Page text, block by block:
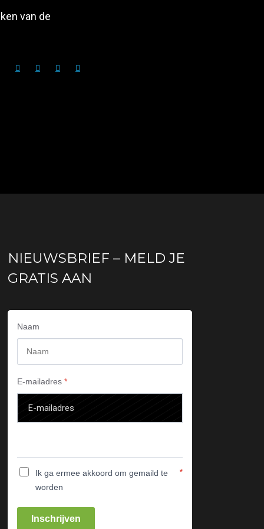
van de
NIEUWSBRIEF – MELD JE
GRATIS AAN
Naam
E-mailadres *
Ik ga ermee akkoord om gemaild te
worden
*
Inschrijven